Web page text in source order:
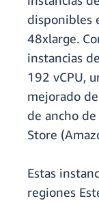
disponibles
48xlarge.
instancias
192 vCPU,
mejorado
de ancho
Store
Estas
regiones